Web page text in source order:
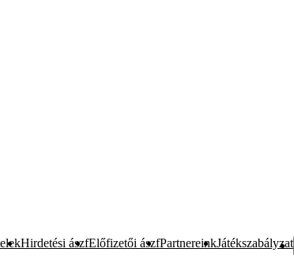
Hirdetési ászfElőfizetői ászfPartnereinkJátékszabályzat